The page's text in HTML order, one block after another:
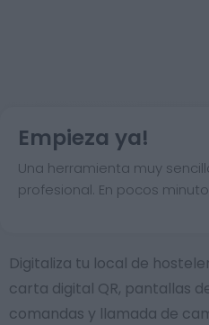
Empieza ya!
Una herramienta muy
profesional. En pocos
Digitaliza tu local de
carta digital QR, pantallas
comandas y llamada de